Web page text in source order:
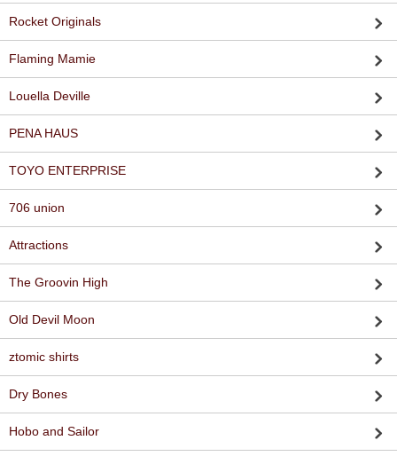
Rocket Originals
Flaming Mamie
Louella Deville
PENA HAUS
TOYO ENTERPRISE
706 union
Attractions
The Groovin High
Old Devil Moon
ztomic shirts
Dry Bones
Hobo and Sailor